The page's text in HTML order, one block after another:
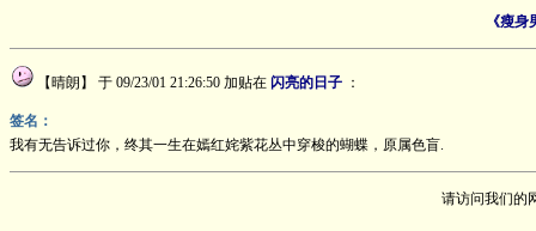
《瘦
【晴朗】 于 09/23/01 21:26:50 加贴在 闪亮的日子 ：
签名：
我有无告诉过你，终其一生在嫣红姹紫花丛中穿梭的蝴蝶，原属色盲.
请访问我们的